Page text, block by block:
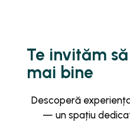
Te invităm
mai bine
Descoperă
— un spațiu